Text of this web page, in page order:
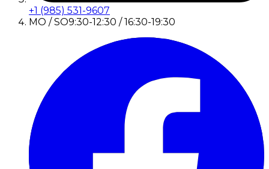
+1 (985) 531-9607
MO / SO9:30-12:30 / 16:30-19:30